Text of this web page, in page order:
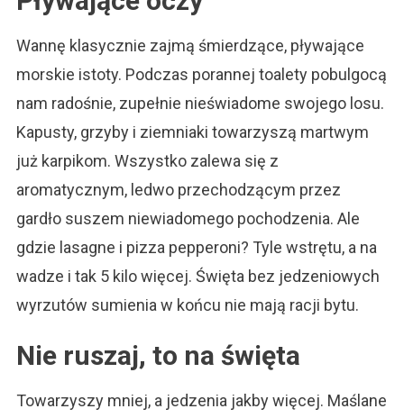
Wannę klasycznie zajmą śmierdzące, pływające
morskie istoty. Podczas porannej toalety pobulgocą
nam radośnie, zupełnie nieświadome swojego losu.
Kapusty, grzyby i ziemniaki towarzyszą martwym
już karpikom. Wszystko zalewa się z
aromatycznym, ledwo przechodzącym przez
gardło suszem niewiadomego pochodzenia. Ale
gdzie lasagne i pizza pepperoni? Tyle wstrętu, a na
wadze i tak 5 kilo więcej. Święta bez jedzeniowych
wyrzutów sumienia w końcu nie mają racji bytu.
Nie ruszaj, to na święta
Towarzyszy mniej, a jedzenia jakby więcej. Maślane